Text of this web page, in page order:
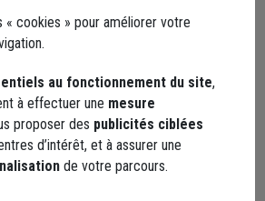
sociaux
« cookies » pour améliorer votre
au fonctionnement du site,
à effectuer une mesure
proposer des publicités ciblées
d’intérêt, et à assurer une
de votre parcours.